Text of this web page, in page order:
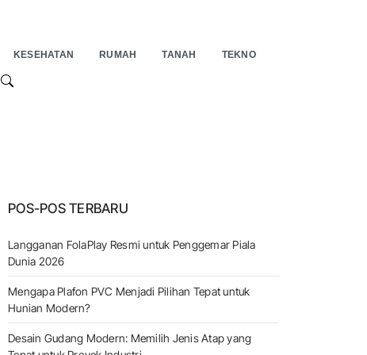
KESEHATAN RUMAH TANAH TEKNO
SEARCH
POS-POS TERBARU
Langganan FolaPlay Resmi untuk Penggemar Piala
Dunia 2026
Mengapa Plafon PVC Menjadi Pilihan Tepat untuk
Hunian Modern?
Desain Gudang Modern: Memilih Jenis Atap yang